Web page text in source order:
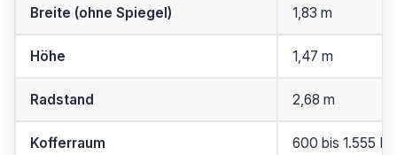
Breite (ohne Spiegel) 1,83 m
Höhe 1,47 m
Radstand 2,68 m
Kofferraum 600 bis 1.555